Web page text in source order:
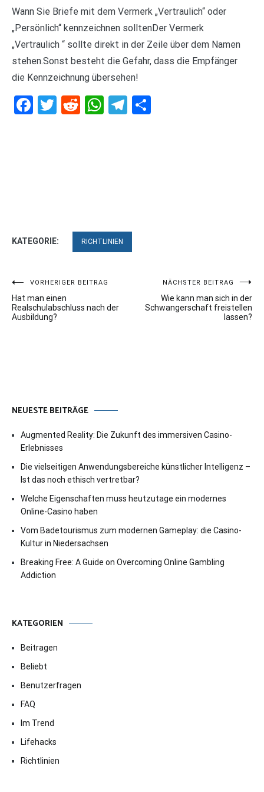
Wann Sie Briefe mit dem Vermerk „Vertraulich“ oder
„Persönlich“ kennzeichnen solltenDer Vermerk
„Vertraulich “ sollte direkt in der Zeile über dem Namen
stehen.Sonst besteht die Gefahr, dass die Empfänger
die Kennzeichnung übersehen!
Facebook
Twitter
RedditWhatsApp
Telegram
KATEGORIE: RICHTLINIEN
Beitragsnavigation
VORHERIGER BEITRAG
Hat man einen
Realschulabschluss nach der
Ausbildung?
NÄCHSTER BEITRAG
Wie kann man sich in der
Schwangerschaft freistellen
lassen?
NEUESTE BEITRÄGE
Augmented Reality: Die Zukunft des immersiven Casino-
Erlebnisses
Die vielseitigen Anwendungsbereiche künstlicher Intelligenz –
Ist das noch ethisch vertretbar?
Welche Eigenschaften muss heutzutage ein modernes
Online-Casino haben
Vom Badetourismus zum modernen Gameplay: die Casino-
Kultur in Niedersachsen
Breaking Free: A Guide on Overcoming Online Gambling
Addiction
KATEGORIEN
Beitragen
Beliebt
Benutzerfragen
FAQ
Im Trend
Lifehacks
Richtlinien